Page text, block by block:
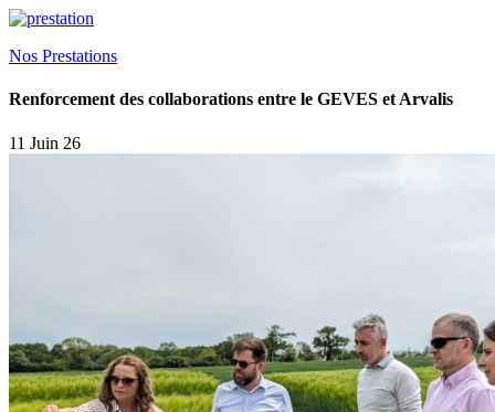
Nos Prestations
Renforcement des collaborations entre le GEVES et Arvalis
11 Juin 26